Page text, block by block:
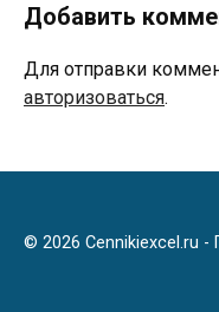
Добавить
Для отправки
авторизоваться.
© 2026 Cennikiexcel.ru -